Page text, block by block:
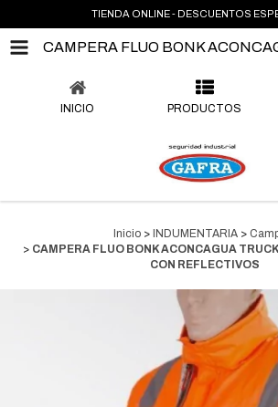
TIENDA ONLINE - DESCUENTOS
INICIO PRODUCTOS
Inicio > INDUMENTARIA >
> CAMPERA FLUO BONK ACONCAGUA
CON REFLECTIVOS